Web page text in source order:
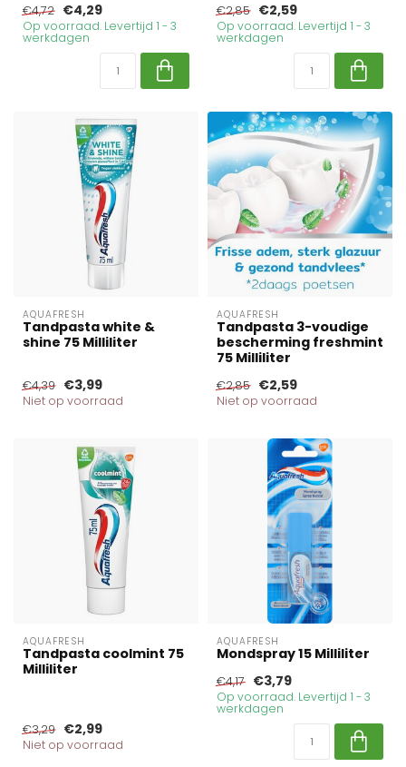
€4,72 €4,29
Op voorraad. Levertijd 1 - 3
werkdagen
€2,85 €2,59
Op voorraad. Levertijd 1 - 3
werkdagen
AQUAFRESH
Tandpasta white &
shine 75 Milliliter
€4,39 €3,99
Niet op voorraad
AQUAFRESH
Tandpasta 3-voudige
bescherming freshmint
75 Milliliter
€2,85 €2,59
Niet op voorraad
AQUAFRESH
Tandpasta coolmint 75
Milliliter
€3,29 €2,99
Niet op voorraad
AQUAFRESH
Mondspray 15 Milliliter
€4,17 €3,79
Op voorraad. Levertijd 1 - 3
werkdagen